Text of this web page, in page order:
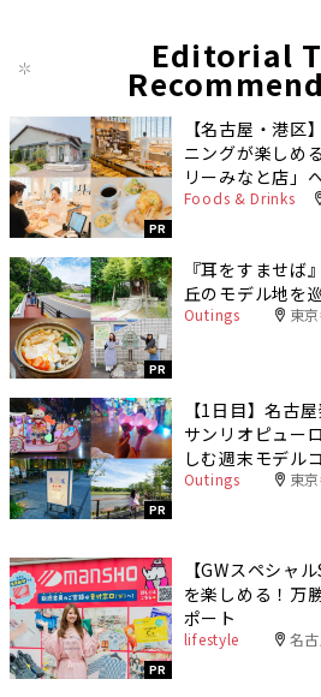
Editorial
PR
【名古屋・港区
ニングが楽しめ
リーみなと店」
Foods & Drinks
PR
『耳をすませば
丘のモデル地を
Outings 東
PR
【1日目】名古
サンリオピュー
しむ週末モデル
Outings 東
PR
【GWスペシャ
を楽しめる！万
ポート
lifestyle 名